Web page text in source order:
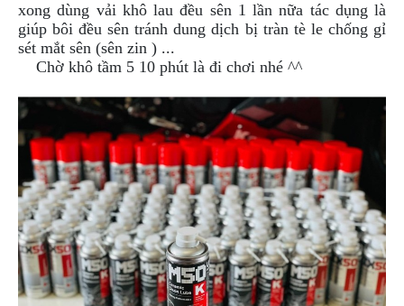
xong dùng vải khô lau đều sên 1 lần nữa tác dụng là
giúp bôi đều sên tránh dung dịch bị tràn tè le chống gỉ
sét mắt sên (sên zin ) ...
Chờ khô tầm 5 10 phút là đi chơi nhé ^^